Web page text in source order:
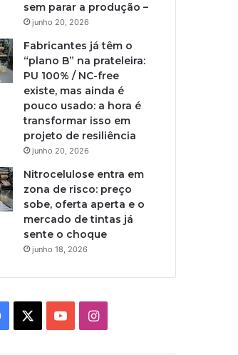
sem parar a produção –
junho 20, 2026
Fabricantes já têm o
“plano B” na prateleira:
PU 100% / NC-free
existe, mas ainda é
pouco usado: a hora é
transformar isso em
projeto de resiliência
junho 20, 2026
Nitrocelulose entra em
zona de risco: preço
sobe, oferta aperta e o
mercado de tintas já
sente o choque
junho 18, 2026
Facebook YouTubeInstagram